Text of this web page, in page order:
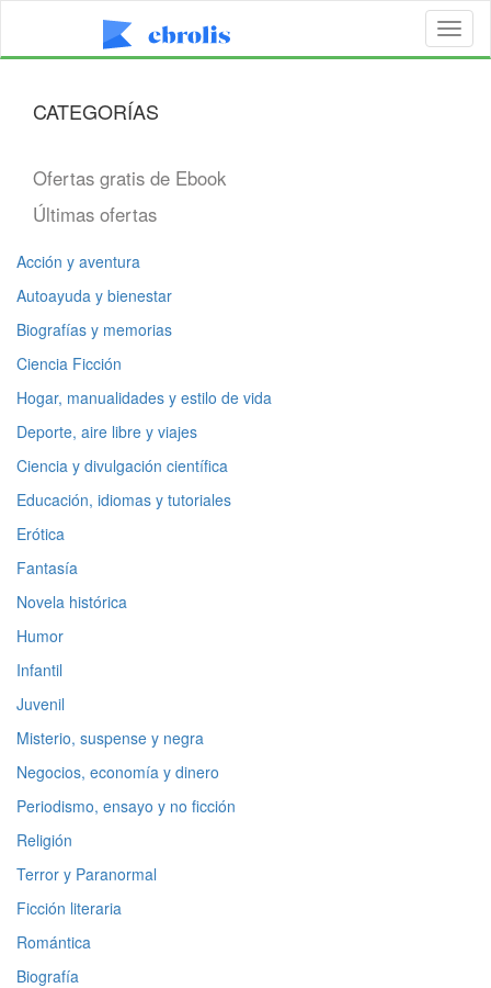
CATEGORÍAS
Ofertas gratis de Ebook
Últimas ofertas
Acción y aventura
Autoayuda y bienestar
Biografías y memorias
Ciencia Ficción
Hogar, manualidades y estilo de vida
Deporte, aire libre y viajes
Ciencia y divulgación científica
Educación, idiomas y tutoriales
Erótica
Fantasía
Novela histórica
Humor
Infantil
Juvenil
Misterio, suspense y negra
Negocios, economía y dinero
Periodismo, ensayo y no ficción
Religión
Terror y Paranormal
Ficción literaria
Romántica
Biografía